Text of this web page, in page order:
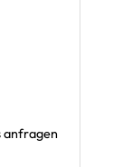
anfragen